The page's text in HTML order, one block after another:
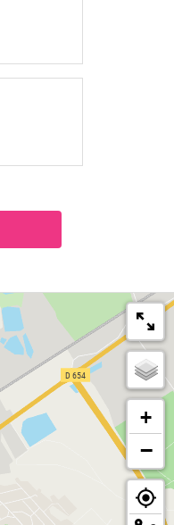
+
−